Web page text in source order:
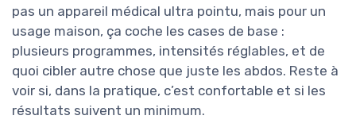
pas un appareil médical ultra pointu, mais pour un
usage maison, ça coche les cases de base :
plusieurs programmes, intensités réglables, et de
quoi cibler autre chose que juste les abdos. Reste à
voir si, dans la pratique, c’est confortable et si les
résultats suivent un minimum.